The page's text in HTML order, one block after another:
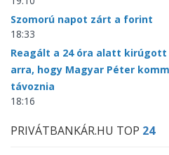
Szomorú napot zárt a forint
18:33
Reagált a 24 óra alatt
arra, hogy Magyar Péter
távoznia
18:16
PRIVÁTBANKÁR.HU TOP 24